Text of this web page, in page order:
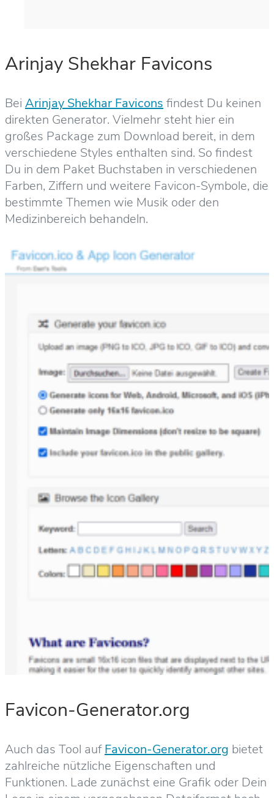
Arinjay Shekhar Favicons
Bei Arinjay Shekhar Faviconsfindest Du keinen
direkten Generator. Vielmehr steht hier ein
großes Package zum Download bereit, in dem
verschiedene Styles enthalten sind. So findest
Du in dem Paket Buchstaben in verschiedenen
Farben, Ziffern und weitere Favicon-Symbole, die
bestimmte Themen wie Musik oder den
Medizinbereich behandeln.
Favicon-Generator.org
Auch das Tool aufFavicon-Generator.org bietet
zahlreiche nützliche Eigenschaften und
Funktionen. Lade zunächst eine Grafik oder Dein